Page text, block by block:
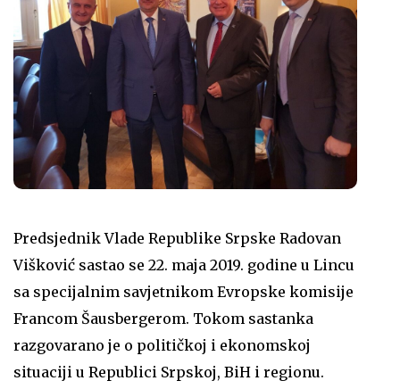
Predsjednik Vlade Republike Srpske Radovan
Višković sastao se 22. maja 2019. godine u Lincu
sa specijalnim savjetnikom Evropske komisije
Francom Šausbergerom. Tokom sastanka
razgovarano je o političkoj i ekonomskoj
situaciji u Republici Srpskoj, BiH i regionu.